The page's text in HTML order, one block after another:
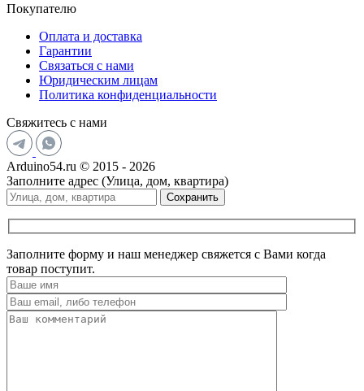
Покупателю
Оплата и доставка
Гарантии
Связаться с нами
Юридическим лицам
Политика конфиденциальности
Свяжитесь с нами
Arduino54.ru © 2015 - 2026
Заполните адрес (Улица, дом, квартира)
Сохранить
Заполните форму и наш менеджер свяжется с Вами когда
товар поступит.